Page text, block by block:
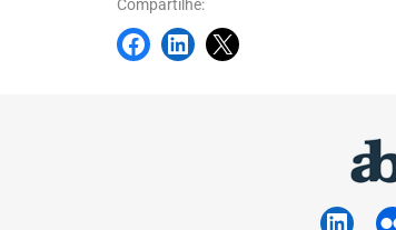
Compartilhe: